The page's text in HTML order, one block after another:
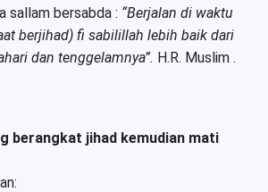
sallam bersabda : “Berjalan di waktu
berjihad) fi sabilillah lebih baik dari
dan tenggelamnya”. H.R. Muslim .
berangkat jihad kemudian mati